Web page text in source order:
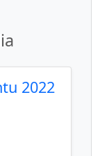
2022